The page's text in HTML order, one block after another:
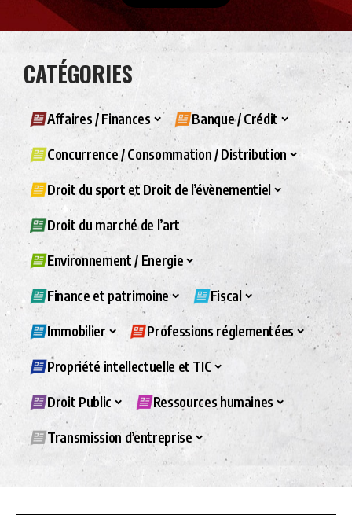
CATÉGORIES
Affaires / Finances Banque / Crédit
Concurrence / Consommation / Distribution
Droit du sport et Droit de l’évènementiel
Droit du marché de l’art
Environnement / Energie
Finance et patrimoine Fiscal
Immobilier Professions réglementées
Propriété intellectuelle et TIC
Droit Public Ressources humaines
Transmission d’entreprise